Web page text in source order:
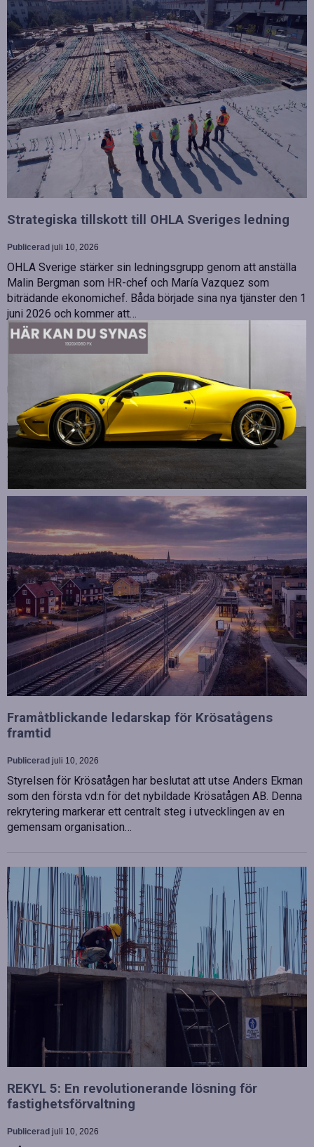
Strategiska tillskott till OHLA Sveriges ledning
Publicerad juli 10, 2026
OHLA Sverige stärker sin ledningsgrupp genom att anställa
Malin Bergman som HR-chef och María Vazquez som
biträdande ekonomichef. Båda började sina nya tjänster den 1
juni 2026 och kommer att…
Betydelsen av snabb internetanslutning för e-
juli 10, 2026
E-sport har utvecklats från att vara en hobby till en
professionell disciplin där varje millisekund kan avgöra
utgången av en tävling. Spelare lägger stor vikt vid hårdvara
och spelmekaniker, men…
Framåtblickande ledarskap för Krösatågens
framtid
Publicerad juli 10, 2026
Styrelsen för Krösatågen har beslutat att utse Anders Ekman
som den första vd:n för det nybildade Krösatågen AB. Denna
rekrytering markerar ett centralt steg i utvecklingen av en
gemensam organisation…
REKYL 5: En revolutionerande lösning för
fastighetsförvaltning
Publicerad juli 10, 2026